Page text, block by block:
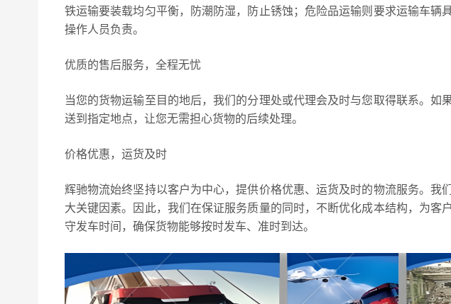
铁运输要装载均匀平衡，防潮防湿，防止锈蚀；危险品运输则要求运输车辆
操作人员负责。
优质的售后服务，全程无忧
当您的货物运输至目的地后，我们的分理处或代理会及时与您取得联系。如
送到指定地点，让您无需担心货物的后续处理。
价格优惠，运货及时
辉驰物流始终坚持以客户为中心，提供价格优惠、运货及时的物流服务。我
大关键因素。因此，我们在保证服务质量的同时，不断优化成本结构，为客
守发车时间，确保货物能够按时发车、准时到达。